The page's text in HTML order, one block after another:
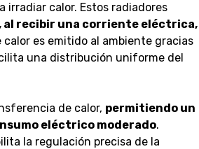
calor. Estos radiadores
recibir una corriente eléctrica,
calor es emitido al ambiente gracias
una distribución uniforme del
de calor, permitiendo un
eléctrico moderado.
la regulación precisa de la